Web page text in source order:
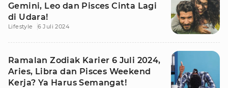
Gemini, Leo dan Pisces Cinta Lagi
di Udara!
Lifestyle 6 Juli 2024
Ramalan Zodiak Karier 6 Juli 2024,
Aries, Libra dan Pisces Weekend
Kerja? Ya Harus Semangat!